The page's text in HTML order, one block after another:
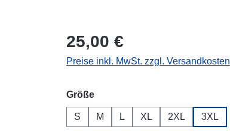
Regulärer Preis:
25,00 €
Preise inkl. MwSt. zzgl. Versandkosten
Größeauswählen
S M L XL 2XL 3XL